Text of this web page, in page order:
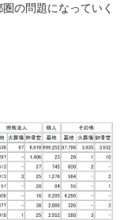
の問題になっていく